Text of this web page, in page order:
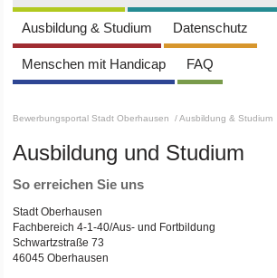
Ausbildung & Studium Datenschutz
Menschen mit Handicap
FAQ
Bewerbungsportal Stadt Oberhausen / Ausbildung & Studium
Ausbildung und Studium
So erreichen Sie uns
Stadt Oberhausen
Fachbereich 4-1-40/Aus- und Fortbildung
Schwartzstraße 73
46045 Oberhausen